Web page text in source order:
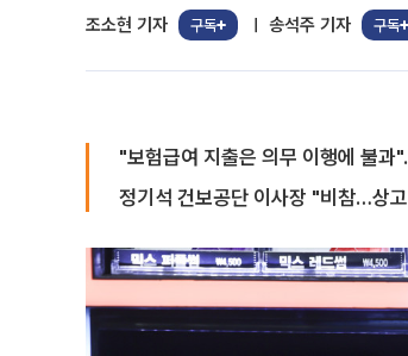
조소현 기자 구독 송석주 기자 구독
"보험급여 지출은 의무 이행에 불과
정기석 건보공단 이사장 "비참…상